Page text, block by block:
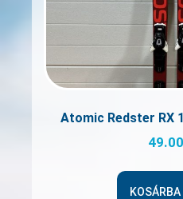
Atomic Redster RX